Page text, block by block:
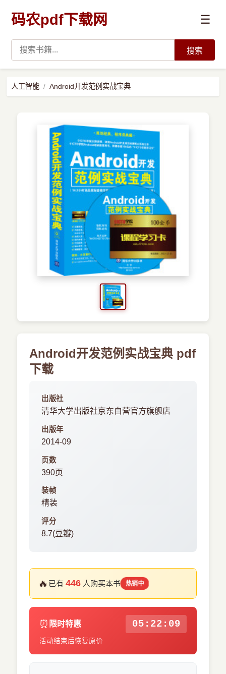
码农pdf下载网 ☰
预订书籍
搜索
人工智能 Android开发范例实战宝典
Android开发范例实战宝典 pdf
下载
出版社
清华大学出版社京东自营官方旗舰店
出版年
2014-09
页数
390页
装帧
精装
评分
8.7(豆瓣)
🔥 已有446 人购买本书 热销中
⏰ 限时特惠 05:22:09
活动结束后恢复原价